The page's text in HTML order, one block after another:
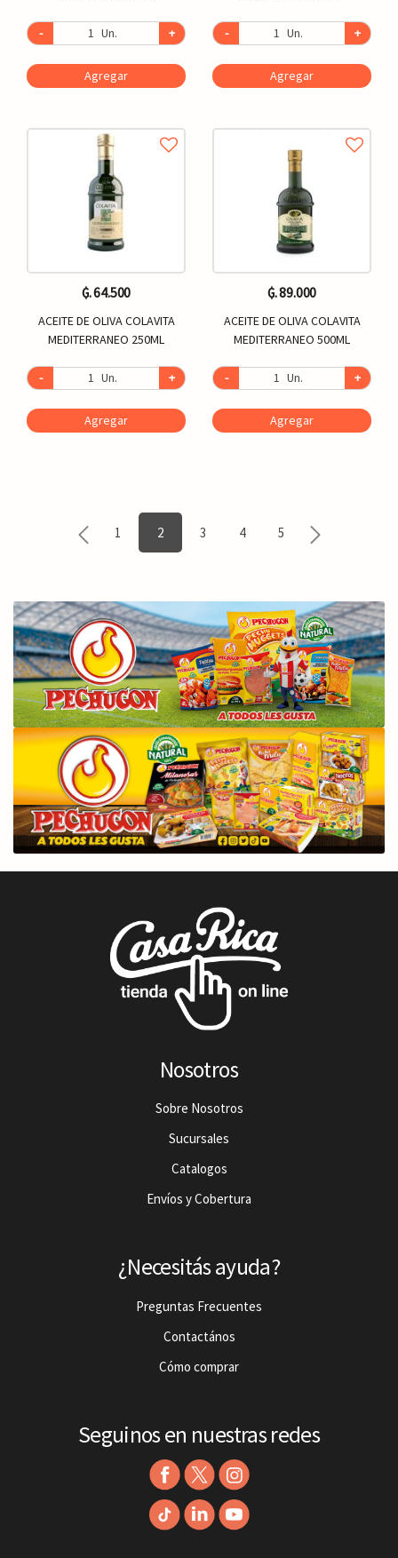
- Un. +
Agregar
- Un. +
Agregar
₲. 64.500
ACEITE DE OLIVA COLAVITA
MEDITERRANEO 250ML
- Un. +
Agregar
₲. 89.000
ACEITE DE OLIVA COLAVITA
MEDITERRANEO 500ML
- Un. +
Agregar
1 2 3 4 5
Nosotros
Sobre Nosotros
Sucursales
Catalogos
Envíos y Cobertura
¿Necesitás ayuda?
Preguntas Frecuentes
Contactános
Cómo comprar
Seguinos en nuestras redes